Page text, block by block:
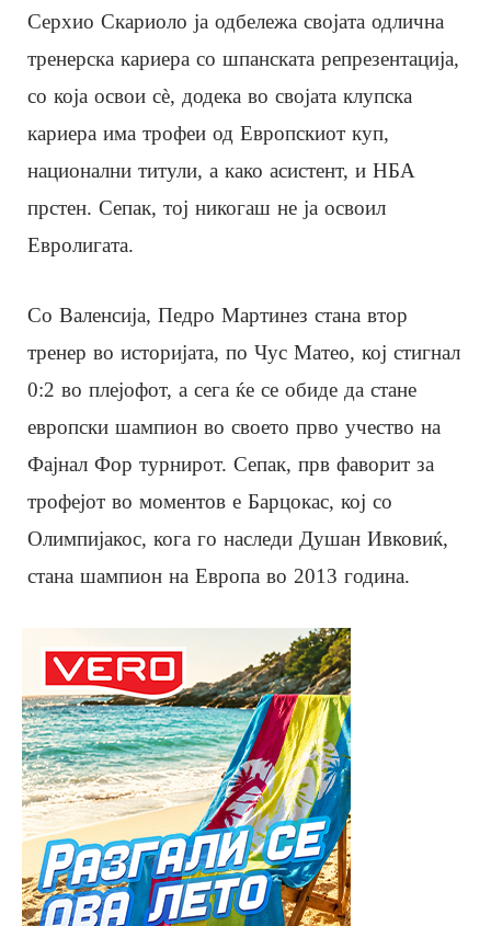
Серхио Скариоло ја одбележа својата одлична
тренерска кариера со шпанската репрезентација,
со која освои сè, додека во својата клупска
кариера има трофеи од Европскиот куп,
национални титули, а како асистент, и НБА
прстен. Сепак, тој никогаш не ја освоил
Евролигата.
Со Валенсија, Педро Мартинез стана втор
тренер во историјата, по Чус Матео, кој стигнал
0:2 во плејофот, а сега ќе се обиде да стане
европски шампион во своето прво учество на
Фајнал Фор турнирот. Сепак, прв фаворит за
трофејот во моментов е Барцокас, кој со
Олимпијакос, кога го наследи Душан Ивковиќ,
стана шампион на Европа во 2013 година.